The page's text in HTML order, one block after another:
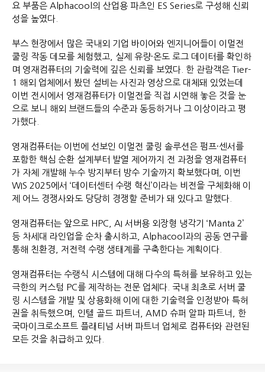
요 부품은 Alphacool의 산업용 파츠인 ES Series로 구성해 신뢰
성을 높였다.
부스 현장에서 많은 국내외 기업 바이어와 엔지니어들이 이멀전
쿨링 작동 데모를 체험했고, 실제 유량·온도 로그 데이터를 확인하
며 영재컴퓨터의 기술력에 깊은 신뢰를 보였다. 한 관람객은 Tier-
1 해외 업체에서 봤던 설비는 사진과 영상으로 대체돼 있었는데
이번 전시에서 영재컴퓨터가 이멀전을 직접 시연해 놓은 것을 눈
으로 보니 해외 브랜드들의 수준과 동등하거나 그 이상이라고 평
가했다.
영재컴퓨터는 이번에 선보인 이멀전 쿨링 솔루션은 펌프·센서를
포함한 핵심 순환 설계부터 발열 제어까지 전 과정을 영재컴퓨터
가 자체 개발해 누수 방지부터 방수 기술까지 확보했다며, 이번
WIS 2025에서 ‘데이터센터 수랭 혁신’이라는 비전을 구체화해 이
제 어느 경쟁사와도 당당히 경쟁할 준비가 돼 있다고 말했다.
영재컴퓨터는 앞으로 HPC, AI 서버용 외장형 냉각기 ‘Manta 2’
등 차세대 라인업을 순차 출시하고, Alphacool과의 공동 연구를
통해 친환경, 저전력 수랭 생태계를 구축한다는 계획이다.
영재컴퓨터는 수랭식 시스템에 대해 다수의 특허를 보유하고 있는
극한의 커스텀 PC를 제작하는 전문 업체다. 국내 최초로 서버 쿨
링 시스템을 개발 및 상용화해 이에 대한 기술력을 인정받아 특허
권을 취득했으며, 인텔 골드 파트너, AMD 슈퍼 알파 파트너, 한
국마이크로소프트 플래티넘 서버 파트너 업체로 컴퓨터와 관련된
모든 것을 취급하고 있다.